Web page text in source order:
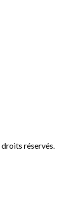
réservés.